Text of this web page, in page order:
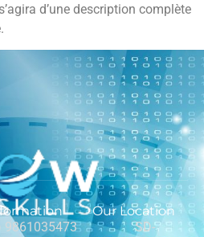
d’une description complète
9861035473
Our Location
SD-